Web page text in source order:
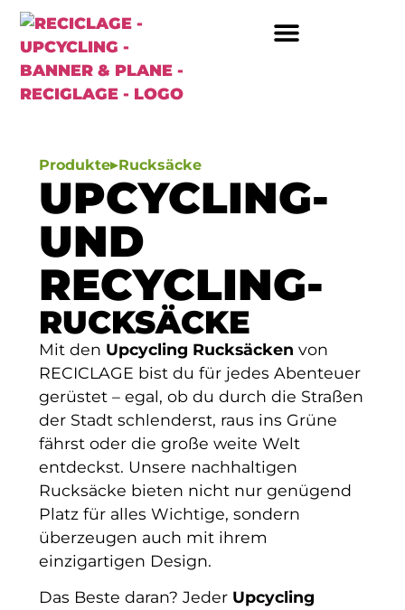
Produkte▸Rucksäcke
UPCYCLING-
UND
RECYCLING-
RUCKSÄCKE
Mit den Upcycling Rucksäcken von
RECICLAGE bist du für jedes Abenteuer
gerüstet – egal, ob du durch die Straßen
der Stadt schlenderst, raus ins Grüne
fährst oder die große weite Welt
entdeckst. Unsere nachhaltigen
Rucksäcke bieten nicht nur genügend
Platz für alles Wichtige, sondern
überzeugen auch mit ihrem
einzigartigen Design.
Das Beste daran? Jeder Upcycling